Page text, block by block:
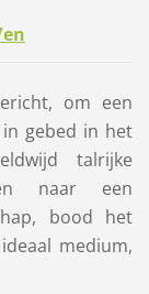
om een
gebed in het
talrijke
naar een
bood het
medium,